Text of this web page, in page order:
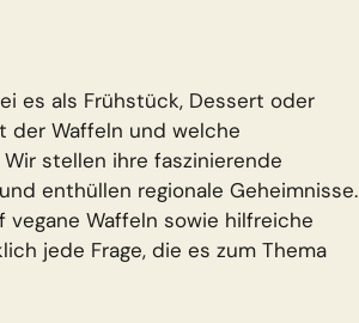
es als Frühstück, Dessert oder
der Waffeln und welche
stellen ihre faszinierende
enthüllen regionale Geheimnisse.
Waffeln sowie hilfreiche
jede Frage, die es zum Thema